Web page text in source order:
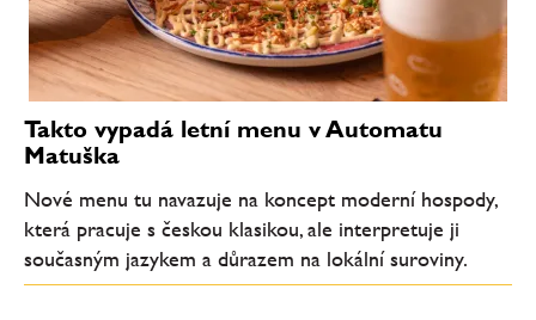
Takto vypadá letní menu v Automatu
Matuška
Nové menu tu navazuje na koncept moderní hospody,
která pracuje s českou klasikou, ale interpretuje ji
současným jazykem a důrazem na lokální suroviny.